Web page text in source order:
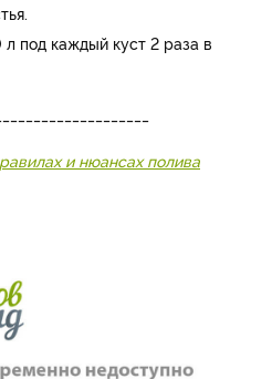
под каждый куст 2 раза в
и нюансах полива